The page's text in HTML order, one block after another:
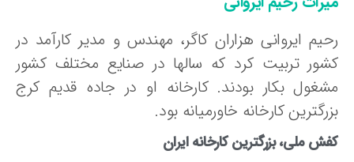
ایروانی هزاران کاگر، مهندس و مدیر کارآمد در
تربیت کرد که سالها در صنایع مختلف کشور
بکار بودند. کارخانه او در جاده قدیم کرج
کارخانه خاورمیانه بود.
ملی، بزرگترین کارخانه ایران